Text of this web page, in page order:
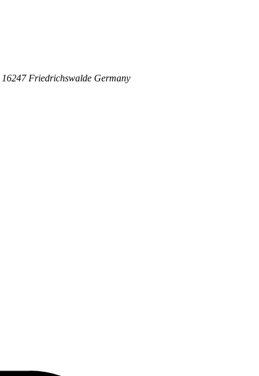
16247 Friedrichswalde Germany